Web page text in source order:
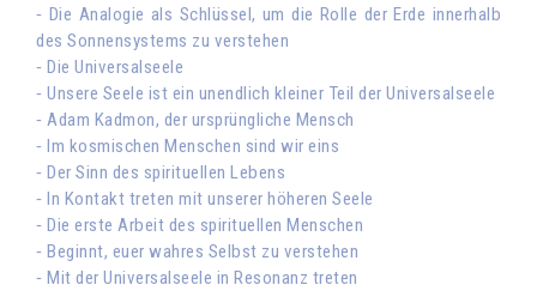
⁃ Die Analogie als Schlüssel, um die Rolle der Erde innerhalb
des Sonnensystems zu verstehen
⁃ Die Universalseele
⁃ Unsere Seele ist ein unendlich kleiner Teil der Universalseele
⁃ Adam Kadmon, der ursprüngliche Mensch
⁃ Im kosmischen Menschen sind wir eins
⁃ Der Sinn des spirituellen Lebens
⁃ In Kontakt treten mit unserer höheren Seele
⁃ Die erste Arbeit des spirituellen Menschen
⁃ Beginnt, euer wahres Selbst zu verstehen
⁃ Mit der Universalseele in Resonanz treten